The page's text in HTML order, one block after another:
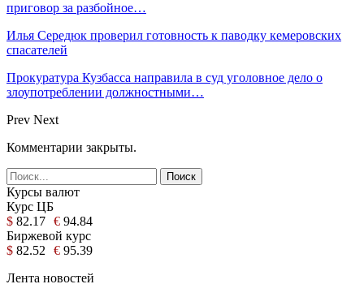
приговор за разбойное…
Илья Середюк проверил готовность к паводку кемеровских
спасателей
Прокуратура Кузбасса направила в суд уголовное дело о
злоупотреблении должностными…
Prev Next
Комментарии закрыты.
Курсы валют
Курс ЦБ
$ 82.17 € 94.84
Биржевой курс
$ 82.52 € 95.39
Лента новостей